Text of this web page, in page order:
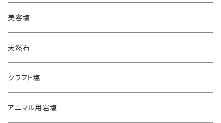
ゲランド
ギリシャ天日塩
スペイン岩塩
日本海塩
チベット天日湖塩
美容塩
天然石
クラフト塩
アニマル用岩塩